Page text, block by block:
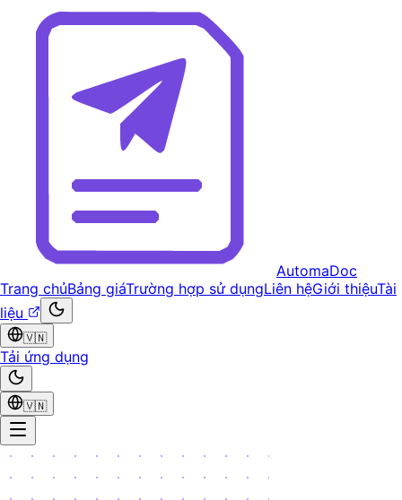
AutomaDoc
Trang chủBảng giáTrường hợp sử dụngLiên hệGiới thiệuTài
liệu
🇻🇳
Tải ứng dụng
🇻🇳